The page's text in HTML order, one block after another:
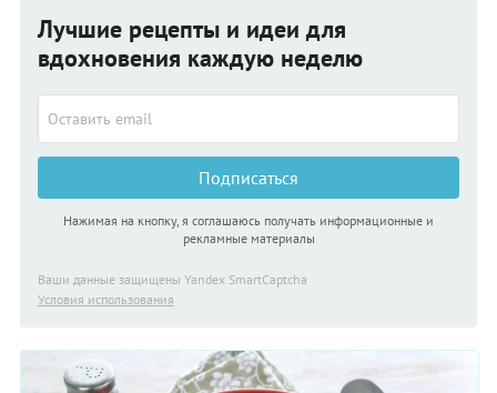
Лучшие рецепты и идеи для
вдохновения каждую неделю
Подписаться
Нажимая на кнопку, я соглашаюсь получать информационные и
рекламные материалы
Ваши данные защищены Yandex SmartCaptcha
Условия использования